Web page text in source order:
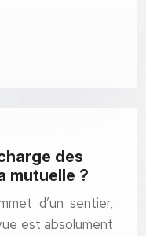
des
mutuelle ?
d’un sentier,
est absolument